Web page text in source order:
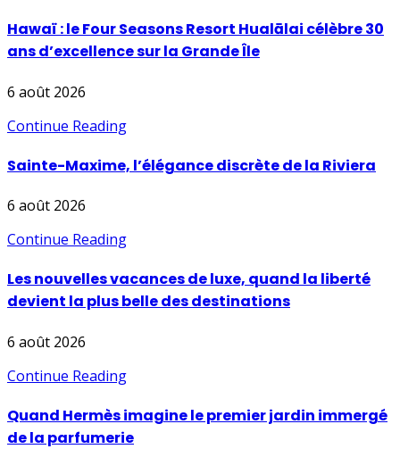
Hawaï : le Four Seasons Resort Hualālai célèbre 30
ans d’excellence sur la Grande Île
6 août 2026
Continue Reading
Sainte-Maxime, l’élégance discrète de la Riviera
6 août 2026
Continue Reading
Les nouvelles vacances de luxe, quand la liberté
devient la plus belle des destinations
6 août 2026
Continue Reading
Quand Hermès imagine le premier jardin immergé
de la parfumerie